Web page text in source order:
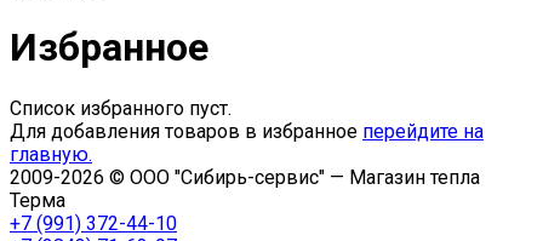
Избранное
Список избранного пуст.
Для добавления товаров в избранное перейдите на
главную.
2009-2026 © ООО "Сибирь-сервис" — Магазин тепла
Терма
+7 (991) 372-44-10